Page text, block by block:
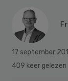
17 september
409 keer gelezen